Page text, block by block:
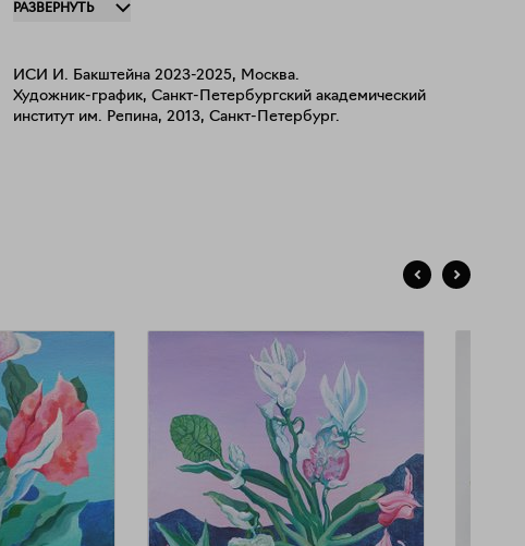
специфик работы. Работает в живописи, графике и текстиле.
РАЗВЕРНУТЬ
ИСИ И. Бакштейна 2023-2025, Москва.
Художник-график, Санкт-Петербургский академический
институт им. Репина, 2013, Санкт-Петербург.